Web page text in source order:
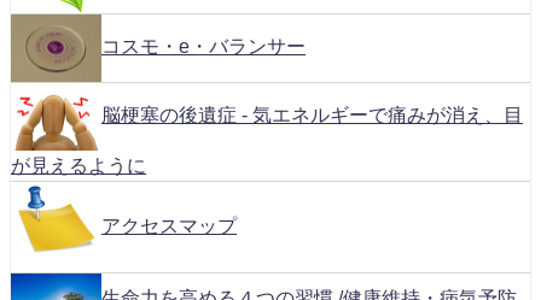
コスモ・e・バランサー
脳梗塞の後遺症 - 気エネルギーで痛みが消え、目
が見えるように
アクセスマップ